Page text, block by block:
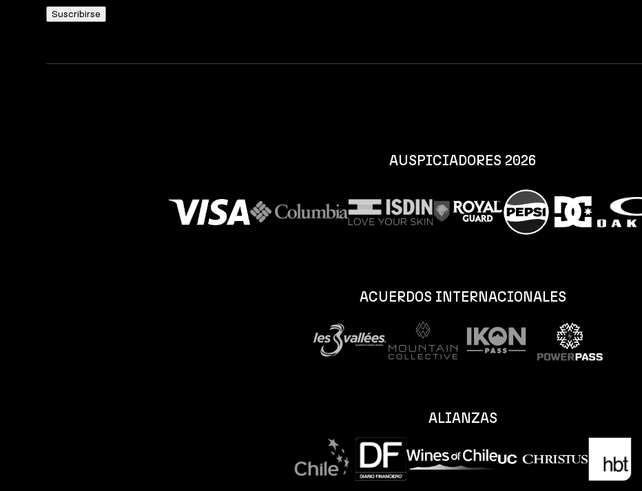
AUSPICIADORES 2026
ACUERDOS INTERNACIONALES
ALIANZAS